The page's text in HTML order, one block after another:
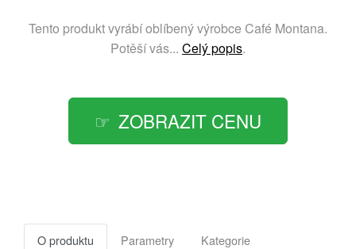
Tento produkt vyrábí oblíbený výrobce Café Montana.
Potěší vás... Celý popis.
ZOBRAZIT CENU
O produktu Parametry Kategorie